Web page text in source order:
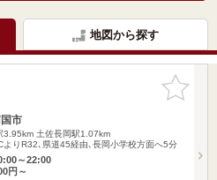
地図から探す
お気に入
りに追加
市
3.95km 土佐長岡駅1.07km
よりR32､県道45経由､長岡小学校方面へ5分
～22:00
円～